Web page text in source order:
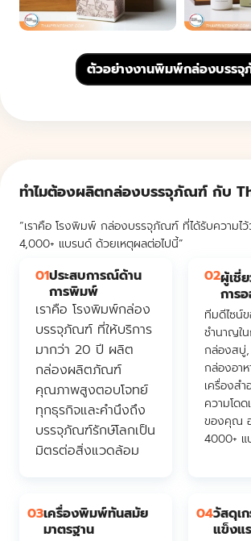
ตัวอย่างงานพิมพ์กล่องบรร
ทำไมต้องผลิตกล่องบรรจุภัณฑ์ กับ
“เราคือ โรงพิมพ์ กล่องบรรจุภัณฑ์ ที่ได้รับความไว้
4,000+ แบรนด์ ด้วยเหตุผลต่อไปนี้”
01ประสบการณ์ด้าน
การพิมพ์
เราคือ โรงพิมพ์กล่อง
บรรจุภัณฑ์ ที่ให้บริการ
มากว่า 20 ปี ผลิต
กล่องผลิตภัณฑ์
คุณภาพสูงตอบโจทย์
ทุกธุรกิจและคำนึงถึง
บรรจุภัณฑ์รักษ์โลกเป็น
มิตรต่อสิ่งแวดล้อม
02ผู้เชี่
การ
ทีมดีไซน์
ชำนาญใ
กล่องสบู่
กล่องอา
เครื่องส
ความโด
ของคุณ
4000+
03เครื่องพิมพ์ทันสมัย
มาตรฐาน
04วัสดุเ
แข็งแ